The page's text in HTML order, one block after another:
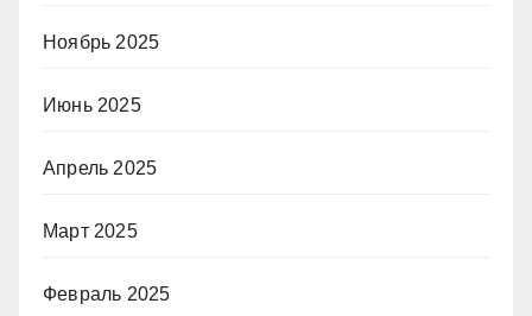
Ноябрь 2025
Июнь 2025
Апрель 2025
Март 2025
Февраль 2025